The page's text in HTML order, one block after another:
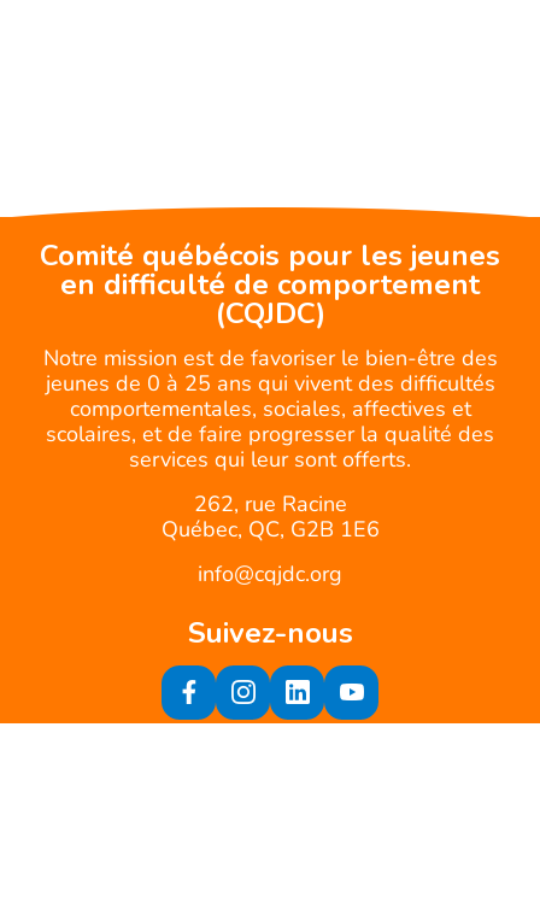
Comité québécois pour les jeunes
en difficulté de comportement
(CQJDC)
Notre mission est de favoriser le bien-être des
jeunes de 0 à 25 ans qui vivent des difficultés
comportementales, sociales, affectives et
scolaires, et de faire progresser la qualité des
services qui leur sont offerts.
262, rue Racine
Québec, QC, G2B 1E6
info@cqjdc.org
Suivez-nous